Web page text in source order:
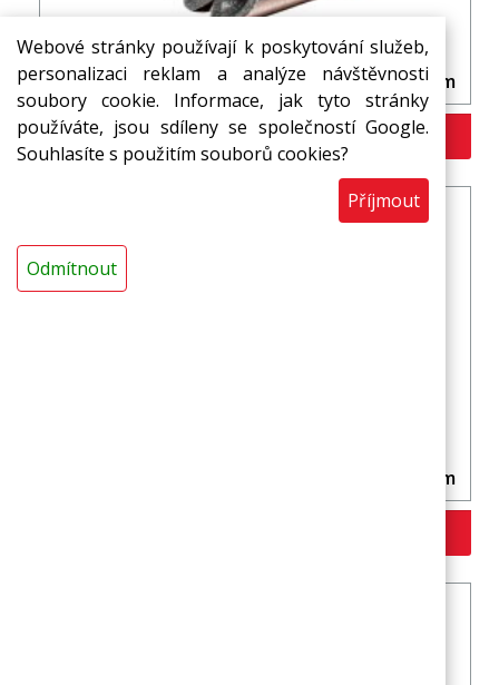
Webové stránky používají k poskytování služeb,
personalizaci reklam a analýze návštěvnosti
soubory cookie. Informace, jak tyto stránky
používáte, jsou sdíleny se společností Google.
Souhlasíte s použitím souborů cookies?
Příjmout
Odmítnout
Trubice MIRELON POLAR vnitřní průměr 35 mm
Více variant >>
Trubice MIRELON POLAR vnitřní průměr 40 mm